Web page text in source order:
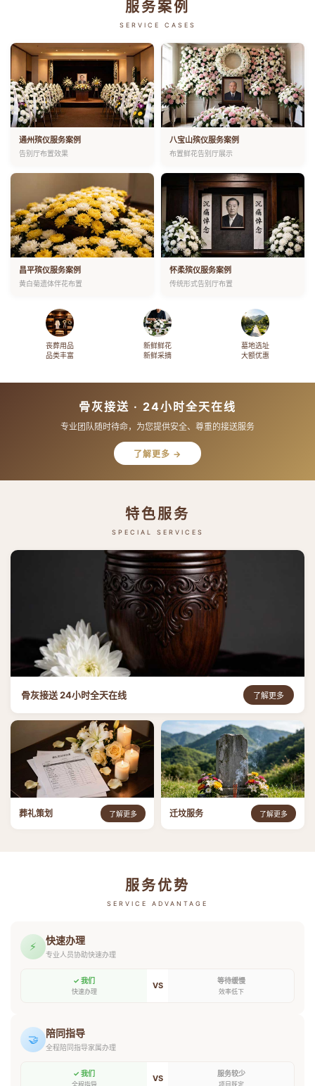
服务案例
SERVICE CASES
通州殡仪服务案例
告别厅布置效果
八宝山殡仪服务案例
布置鲜花告别厅展示
昌平殡仪服务案例
黄白菊遗体伴花布置
怀柔殡仪服务案例
传统形式告别厅布置
丧葬用品
品类丰富
新鲜鲜花
新鲜采摘
墓地选址
大额优惠
骨灰接送 · 24小时全天在线
专业团队随时待命，为您提供安全、尊重的接送服务
了解更多 →
特色服务
SPECIAL SERVICES
骨灰接送 24小时全天在线 了解更多
葬礼策划 了解更多 迁坟服务 了解更多
服务优势
SERVICE ADVANTAGE
⚡ 快速办理
专业人员协助快速办理
✓ 我们
快速办理
VS 等待缓慢
效率低下
🤝 陪同指导
全程陪同指导家属办理
✓ 我们
全程指导
VS 服务较少
项目既定